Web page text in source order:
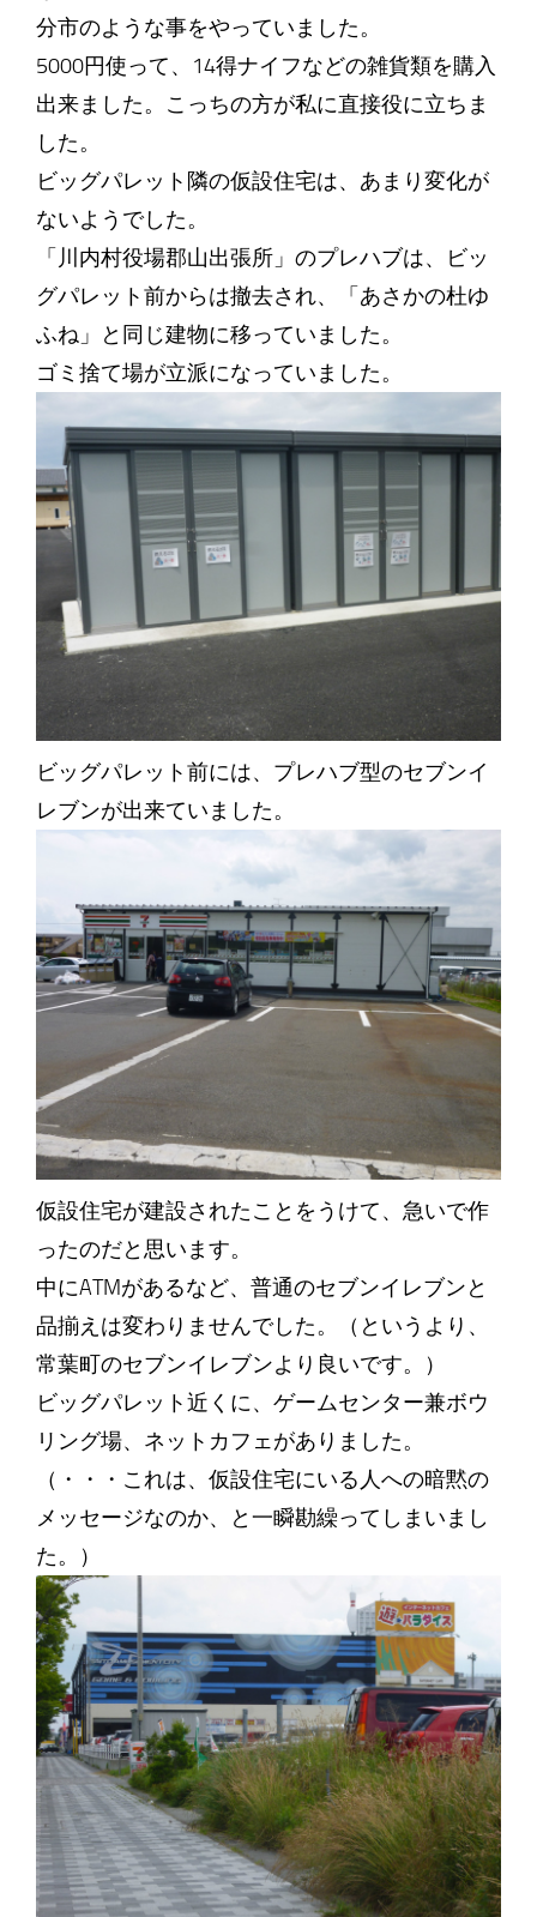
分市のような事をやっていました。
5000円使って、14得ナイフなどの雑貨類を購入
出来ました。こっちの方が私に直接役に立ちま
した。
ビッグパレット隣の仮設住宅は、あまり変化が
ないようでした。
「川内村役場郡山出張所」のプレハブは、ビッ
グパレット前からは撤去され、「あさかの杜ゆ
ふね」と同じ建物に移っていました。
ゴミ捨て場が立派になっていました。
ビッグパレット前には、プレハブ型のセブンイ
レブンが出来ていました。
仮設住宅が建設されたことをうけて、急いで作
ったのだと思います。
中にATMがあるなど、普通のセブンイレブンと
品揃えは変わりませんでした。（というより、
常葉町のセブンイレブンより良いです。）
ビッグパレット近くに、ゲームセンター兼ボウ
リング場、ネットカフェがありました。
（・・・これは、仮設住宅にいる人への暗黙の
メッセージなのか、と一瞬勘繰ってしまいまし
た。）